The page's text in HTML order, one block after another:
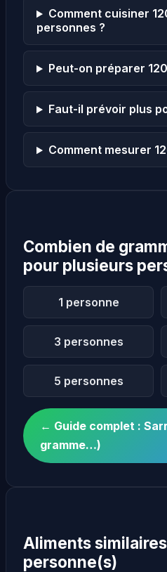
Comment cuisiner
personnes ?
Peut-on préparer
Faut-il prévoir plus
Comment mesurer
Combien de
pour plusieurs
1 personne
3 personnes
5 personnes
← Guide complet :
gramme…)
Aliments
personne(s)